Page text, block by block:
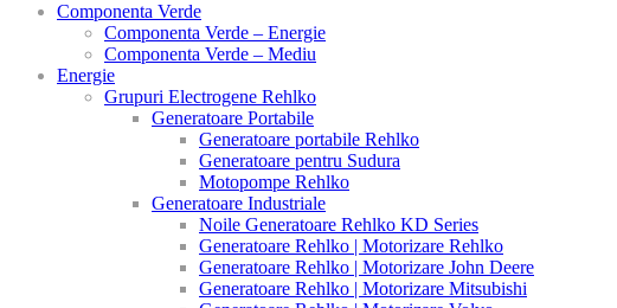
Componenta Verde
Componenta Verde – Energie
Componenta Verde – Mediu
Energie
Grupuri Electrogene Rehlko
Generatoare Portabile
Generatoare portabile Rehlko
Generatoare pentru Sudura
Motopompe Rehlko
Generatoare Industriale
Noile Generatoare Rehlko KD Series
Generatoare Rehlko | Motorizare Rehlko
Generatoare Rehlko | Motorizare John Deere
Generatoare Rehlko | Motorizare Mitsubishi